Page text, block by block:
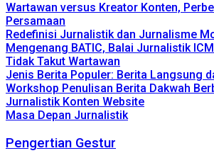
Wartawan versus Kreator Konten,
Persamaan
Redefinisi Jurnalistik dan Jurnalisme
Mengenang BATIC, Balai Jurnalistik
Tidak Takut Wartawan
Jenis Berita Populer: Berita Langsung
Workshop Penulisan Berita Dakwah
Jurnalistik Konten Website
Masa Depan Jurnalistik
Pengertian Gestur